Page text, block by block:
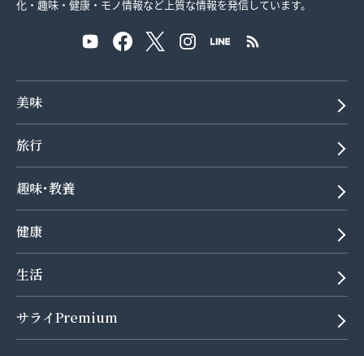
化・趣味・健康・モノ情報など上質な情報を発信しています。
美味
旅行
趣味･教養
健康
生活
サライPremium